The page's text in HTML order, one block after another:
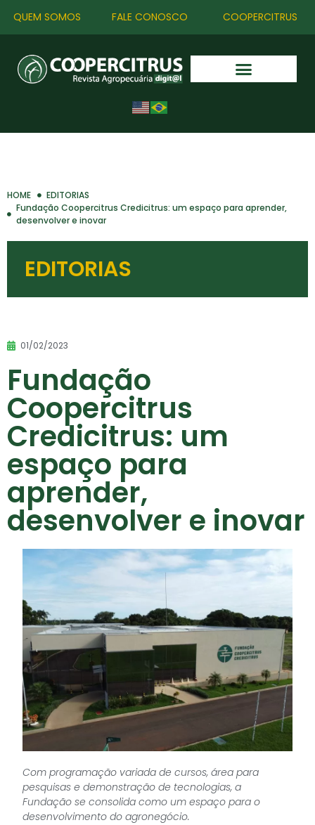
QUEM SOMOS FALE CONOSCO COOPERCITRUS
HOME
EDITORIAS
Fundação Coopercitrus Credicitrus: um espaço para aprender,
desenvolver e inovar
EDITORIAS
01/02/2023
Fundação
Coopercitrus
Credicitrus: um
espaço para
aprender,
desenvolver e inovar
Com programação variada de cursos, área para
pesquisas e demonstração de tecnologias, a
Fundação se consolida como um espaço para o
desenvolvimento do agronegócio.